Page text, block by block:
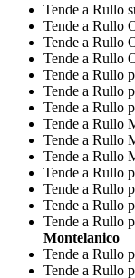
Tende a Rullo
Tende a Rullo
Tende a Rullo
Tende a Rullo
Tende a Rullo
Tende a Rullo
Tende a Rullo
Tende a Rullo
Tende a Rullo
Tende a Rullo
Tende a Rullo
Tende a Rullo
Tende a Rullo
Tende a Rullo
Montelanico
Tende a Rullo
Tende a Rullo